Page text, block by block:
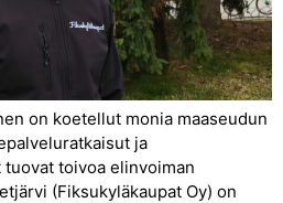
on koetellut monia maaseudun
ja
toivoa elinvoiman
(Fiksukyläkaupat Oy) on